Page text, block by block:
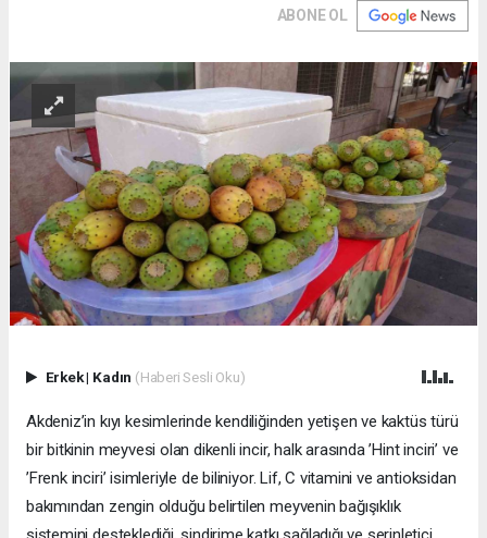
ABONE OL
Erkek| Kadın (Haberi Sesli Oku)
Akdeniz’in kıyı kesimlerinde kendiliğinden yetişen ve kaktüs türü
bir bitkinin meyvesi olan dikenli incir, halk arasında ’Hint inciri’ ve
’Frenk inciri’ isimleriyle de biliniyor. Lif, C vitamini ve antioksidan
bakımından zengin olduğu belirtilen meyvenin bağışıklık